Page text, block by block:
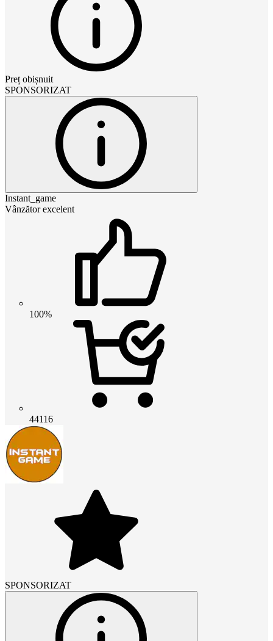
Preț obișnuit
SPONSORIZAT
Instant_game
Vânzător excelent
100%
44116
SPONSORIZAT